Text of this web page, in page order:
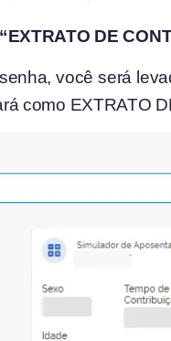
DE
você será
como EXTRATO